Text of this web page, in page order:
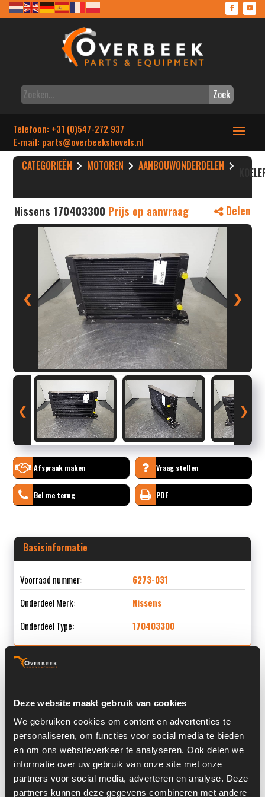
Deze website maakt gebruik van cookies
We gebruiken cookies om content en advertenties te
personaliseren, om functies voor social media te bieden
en om ons websiteverkeer te analyseren. Ook delen we
informatie over uw gebruik van onze site met onze
partners voor social media, adverteren en analyse. Deze
partners kunnen deze gegevens combineren met andere
Zoek
Telefoon: +31 (0)547-272 937
E-mail: parts@overbeekshovels.nl
CATEGORIEËN MOTOREN AANBOUWONDERDELEN
Nissens 170403300 Prijs op aanvraag Delen
❮ ❯
❮ ❯
Afspraak maken Vraag stellen
Bel me terug PDF
Basisinformatie
Voorraad nummer:
6273-031
Onderdeel Merk:
Nissens
Onderdeel Type:
170403300
Locatie:
4C2K
Land:
Nederland
Overige informatie